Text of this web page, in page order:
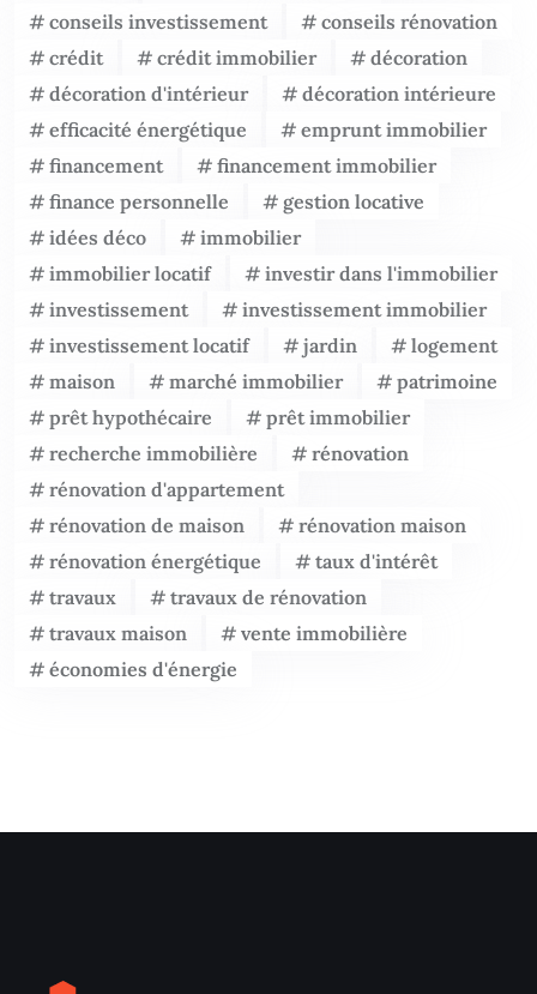
conseils investissement
conseils rénovation
crédit
crédit immobilier
décoration
décoration d'intérieur
décoration intérieure
efficacité énergétique
emprunt immobilier
financement
financement immobilier
finance personnelle
gestion locative
idées déco
immobilier
immobilier locatif
investir dans l'immobilier
investissement
investissement immobilier
investissement locatif
jardin
logement
maison
marché immobilier
patrimoine
prêt hypothécaire
prêt immobilier
recherche immobilière
rénovation
rénovation d'appartement
rénovation de maison
rénovation maison
rénovation énergétique
taux d'intérêt
travaux
travaux de rénovation
travaux maison
vente immobilière
économies d'énergie